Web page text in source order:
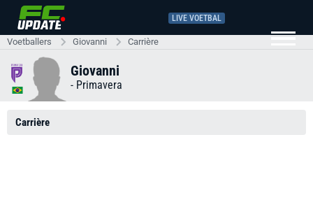
LIVE VOETBAL
Voetballers Giovanni Carrière
Giovanni
- Primavera
Carrière